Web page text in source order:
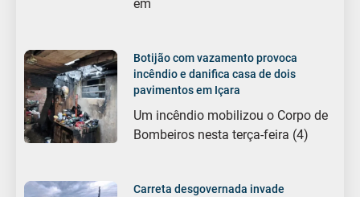
em
Botijão com vazamento provoca
incêndio e danifica casa de dois
pavimentos em Içara
Um incêndio mobilizou o Corpo de
Bombeiros nesta terça-feira (4)
Carreta desgovernada invade